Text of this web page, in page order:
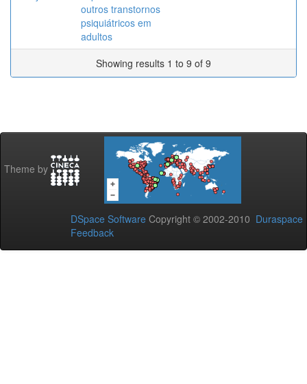
outros transtornos
psiquiátricos em
adultos
Showing results 1 to 9 of 9
Theme by
DSpace Software Copyright © 2002-2010 Duraspace
Feedback